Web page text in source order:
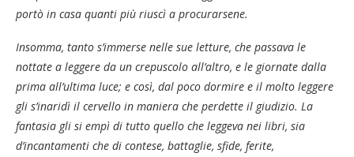
portò in casa quanti più riuscì a procurarsene.
Insomma, tanto s’immerse nelle sue letture, che passava le
nottate a leggere da un crepuscolo all’altro, e le giornate dalla
prima all’ultima luce; e così, dal poco dormire e il molto leggere
gli s’inaridì il cervello in maniera che perdette il giudizio. La
fantasia gli si empì di tutto quello che leggeva nei libri, sia
d’incantamenti che di contese, battaglie, sfide, ferite,